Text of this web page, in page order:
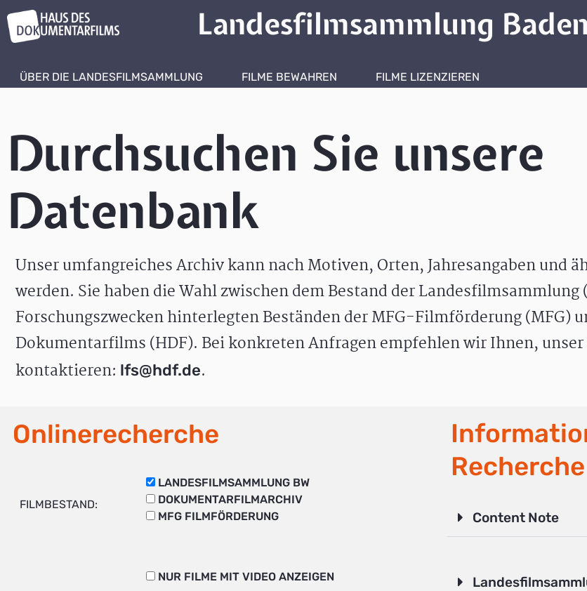
Landesfilmsammlung
ÜBER DIE LANDESFILMSAMMLUNG FILME BEWAHREN FILME LIZENZIEREN
Durchsuchen Sie unsere
Datenbank
Unser umfangreiches Archiv kann nach Motiven, Orten, Jahresangaben und
werden. Sie haben die Wahl zwischen dem Bestand der Landesfilmsammlung
Forschungszwecken hinterlegten Beständen der MFG-Filmförderung (MFG)
Dokumentarfilms (HDF). Bei konkreten Anfragen empfehlen wir Ihnen,
kontaktieren: lfs@hdf.de.
Onlinerecherche
FILMBESTAND:
LANDESFILMSAMMLUNG BW
DOKUMENTARFILMARCHIV
MFG FILMFÖRDERUNG
NUR FILME MIT VIDEO ANZEIGEN
Recherche
Content Note